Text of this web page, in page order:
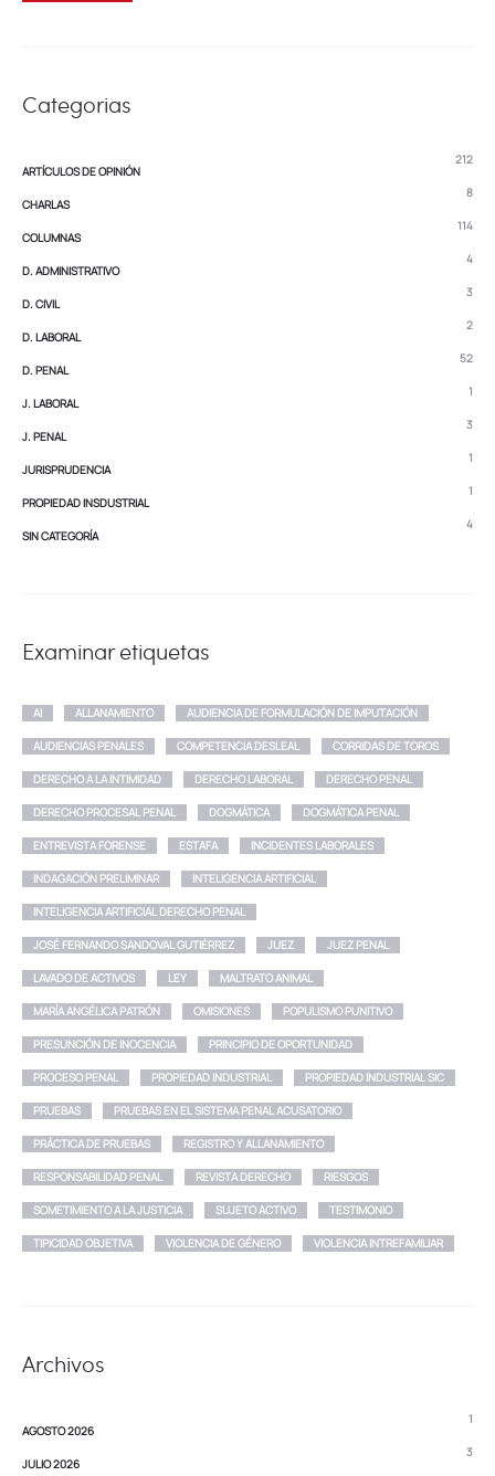
Categorias
ARTÍCULOS DE OPINIÓN
212
CHARLAS
8
COLUMNAS
114
D. ADMINISTRATIVO
4
D. CIVIL
3
D. LABORAL
2
D. PENAL
52
J. LABORAL
1
J. PENAL
3
JURISPRUDENCIA
1
PROPIEDAD INSDUSTRIAL
1
SIN CATEGORÍA
4
Examinar etiquetas
AI ALLANAMIENTO AUDIENCIA DE FORMULACIÓN DE IMPUTACIÓN
AUDIENCIAS PENALES COMPETENCIA DESLEAL CORRIDAS DE TOROS
DERECHO A LA INTIMIDAD DERECHO LABORAL DERECHO PENAL
DERECHO PROCESAL PENAL DOGMÁTICA DOGMÁTICA PENAL
ENTREVISTA FORENSE ESTAFA INCIDENTES LABORALES
INDAGACIÓN PRELIMINAR INTELIGENCIA ARTIFICIAL
INTELIGENCIA ARTIFICIAL DERECHO PENAL
JOSÉ FERNANDO SANDOVAL GUTIÉRREZ JUEZ JUEZ PENAL
LAVADO DE ACTIVOS LEY MALTRATO ANIMAL
MARÍA ANGÉLICA PATRÓN OMISIONES POPULISMO PUNITIVO
PRESUNCIÓN DE INOCENCIA PRINCIPIO DE OPORTUNIDAD
PROCESO PENAL PROPIEDAD INDUSTRIAL PROPIEDAD INDUSTRIAL SIC
PRUEBAS PRUEBAS EN EL SISTEMA PENAL ACUSATORIO
PRÁCTICA DE PRUEBAS REGISTRO Y ALLANAMIENTO
RESPONSABILIDAD PENAL REVISTA DERECHO RIESGOS
SOMETIMIENTO A LA JUSTICIA SUJETO ACTIVO TESTIMONIO
TIPICIDAD OBJETIVA VIOLENCIA DE GÉNERO VIOLENCIA INTREFAMILIAR
Archivos
AGOSTO 2026
1
JULIO 2026
3